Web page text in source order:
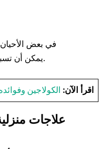
في بعض
يمكن أن تسبب أيضًا تقلصات في الساقين ليلاً.
اقرأ الآن: الكولاجين
علاجات